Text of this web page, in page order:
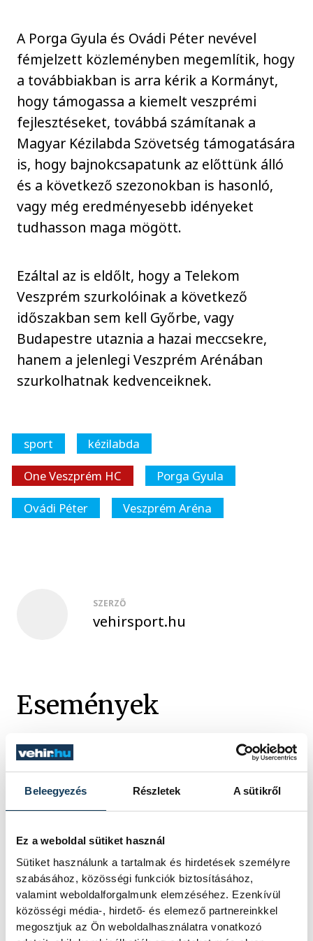
Beleegyezés Részletek A sütikről
Ez a weboldal sütiket használ
Sütiket használunk a tartalmak és hirdetések személyre
szabásához, közösségi funkciók biztosításához,
valamint weboldalforgalmunk elemzéséhez. Ezenkívül
közösségi média-, hirdető- és elemező partnereinkkel
megosztjuk az Ön weboldalhasználatra vonatkozó
A Porga Gyula és Ovádi Péter nevével
fémjelzett közleményben megemlítik, hogy
a továbbiakban is arra kérik a Kormányt,
hogy támogassa a kiemelt veszprémi
fejlesztéseket, továbbá számítanak a
Magyar Kézilabda Szövetség támogatására
is, hogy bajnokcsapatunk az előttünk álló
és a következő szezonokban is hasonló,
vagy még eredményesebb idényeket
tudhasson maga mögött.
Ezáltal az is eldőlt, hogy a Telekom
Veszprém szurkolóinak a következő
időszakban sem kell Győrbe, vagy
Budapestre utaznia a hazai meccsekre,
hanem a jelenlegi Veszprém Arénában
szurkolhatnak kedvenceiknek.
sport
kézilabda
One Veszprém HC
Porga Gyula
Ovádi Péter
Veszprém Aréna
SZERZŐ
vehirsport.hu
Események
KORÁBBI ESEMÉNYEK BETÖLTÉSE
SOROZAT FÉRFI KÉZILABDA NB I,
2025/26
HAZAI
NEKA
VENDÉG
ONE VESZPRÉM
IDŐPONT
2026. MÁJUS 20. 18:15
HELYSZÍN
BALATONBOGLÁR, NEKA
CSARNOK
EREDMÉNY
40-51